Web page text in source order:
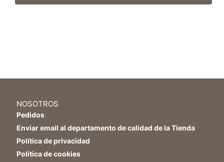
NOSOTROS
Pedidos
Enviar email al departamento de calidad de la Tienda
Política de privacidad
Política de cookies